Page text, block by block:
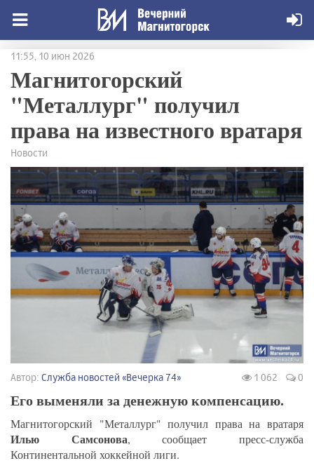
11:55, 10 июн 2026
Магнитогорский
"Металлург" получил
права на известного вратаря
Новости
Автор: Служба новостей «Вечерка 74» 1 062 0
Его выменяли за денежную компенсацию.
Магнитогорский "Металлург" получил права на вратаря
Илью Самсонова, сообщает пресс-служба
Континентальной хоккейной лиги.